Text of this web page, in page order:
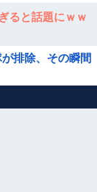
ると話題にｗｗ
排除、その瞬間